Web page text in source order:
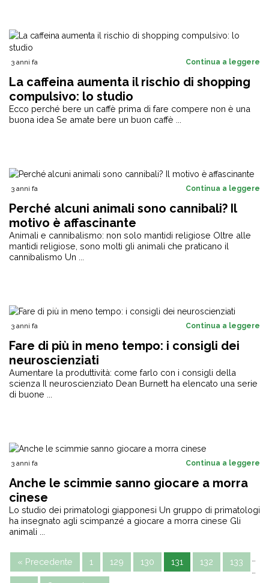
3 anni fa Continua a leggere
La caffeina aumenta il rischio di shopping
compulsivo: lo studio
Ecco perché bere un caffè prima di fare compere non è una
buona idea Se amate bere un buon caffè ...
3 anni fa Continua a leggere
Perché alcuni animali sono cannibali? Il
motivo è affascinante
Animali e cannibalismo: non solo mantidi religiose Oltre alle
mantidi religiose, sono molti gli animali che praticano il
cannibalismo Un ...
3 anni fa Continua a leggere
Fare di più in meno tempo: i consigli dei
neuroscienziati
Aumentare la produttività: come farlo con i consigli della
scienza Il neuroscienziato Dean Burnett ha elencato una serie
di buone ...
3 anni fa Continua a leggere
Anche le scimmie sanno giocare a morra
cinese
Lo studio dei primatologi giapponesi Un gruppo di primatologi
ha insegnato agli scimpanzé a giocare a morra cinese Gli
animali ...
« Precedente 1 129 130 131 132
133